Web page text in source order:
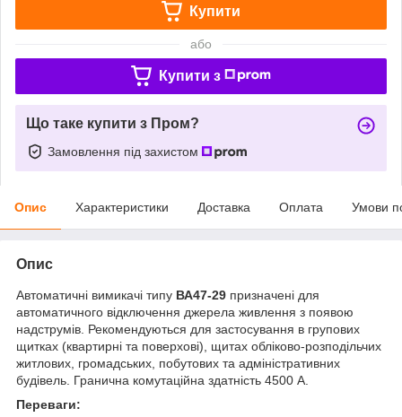
Купити
або
Купити з
Що таке купити з Пром?
Замовлення під захистом
Опис Характеристики Доставка Оплата Умови
Опис
Автоматичні вимикачі типу ВА47-29 призначені для
автоматичного відключення джерела живлення з появою
надструмів. Рекомендуються для застосування в групових
щитках (квартирні та поверхові), щитах обліково-розподільчих
житлових, громадських, побутових та адміністративних
будівель. Гранична комутаційна здатність 4500 А.
Переваги: